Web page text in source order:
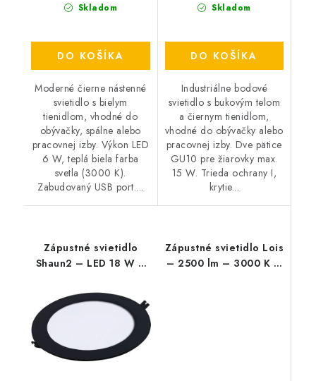
Skladom
DO KOŠÍKA
Moderné čierne nástenné
svietidlo s bielym
tienidlom, vhodné do
obývačky, spálne alebo
pracovnej izby. Výkon LED
6 W, teplá biela farba
svetla (3000 K).
Zabudovaný USB port....
Skladom
DO KOŠÍKA
Industriálne bodové
svietidlo s bukovým telom
a čiernym tienidlom,
vhodné do obývačky alebo
pracovnej izby. Dve pätice
GU10 pre žiarovky max.
15 W. Trieda ochrany I,
krytie...
Zápustné svietidlo
Shaun2 – LED 18 W –
Zápustné svietidlo Lois
– 2500 lm – 3000 K –